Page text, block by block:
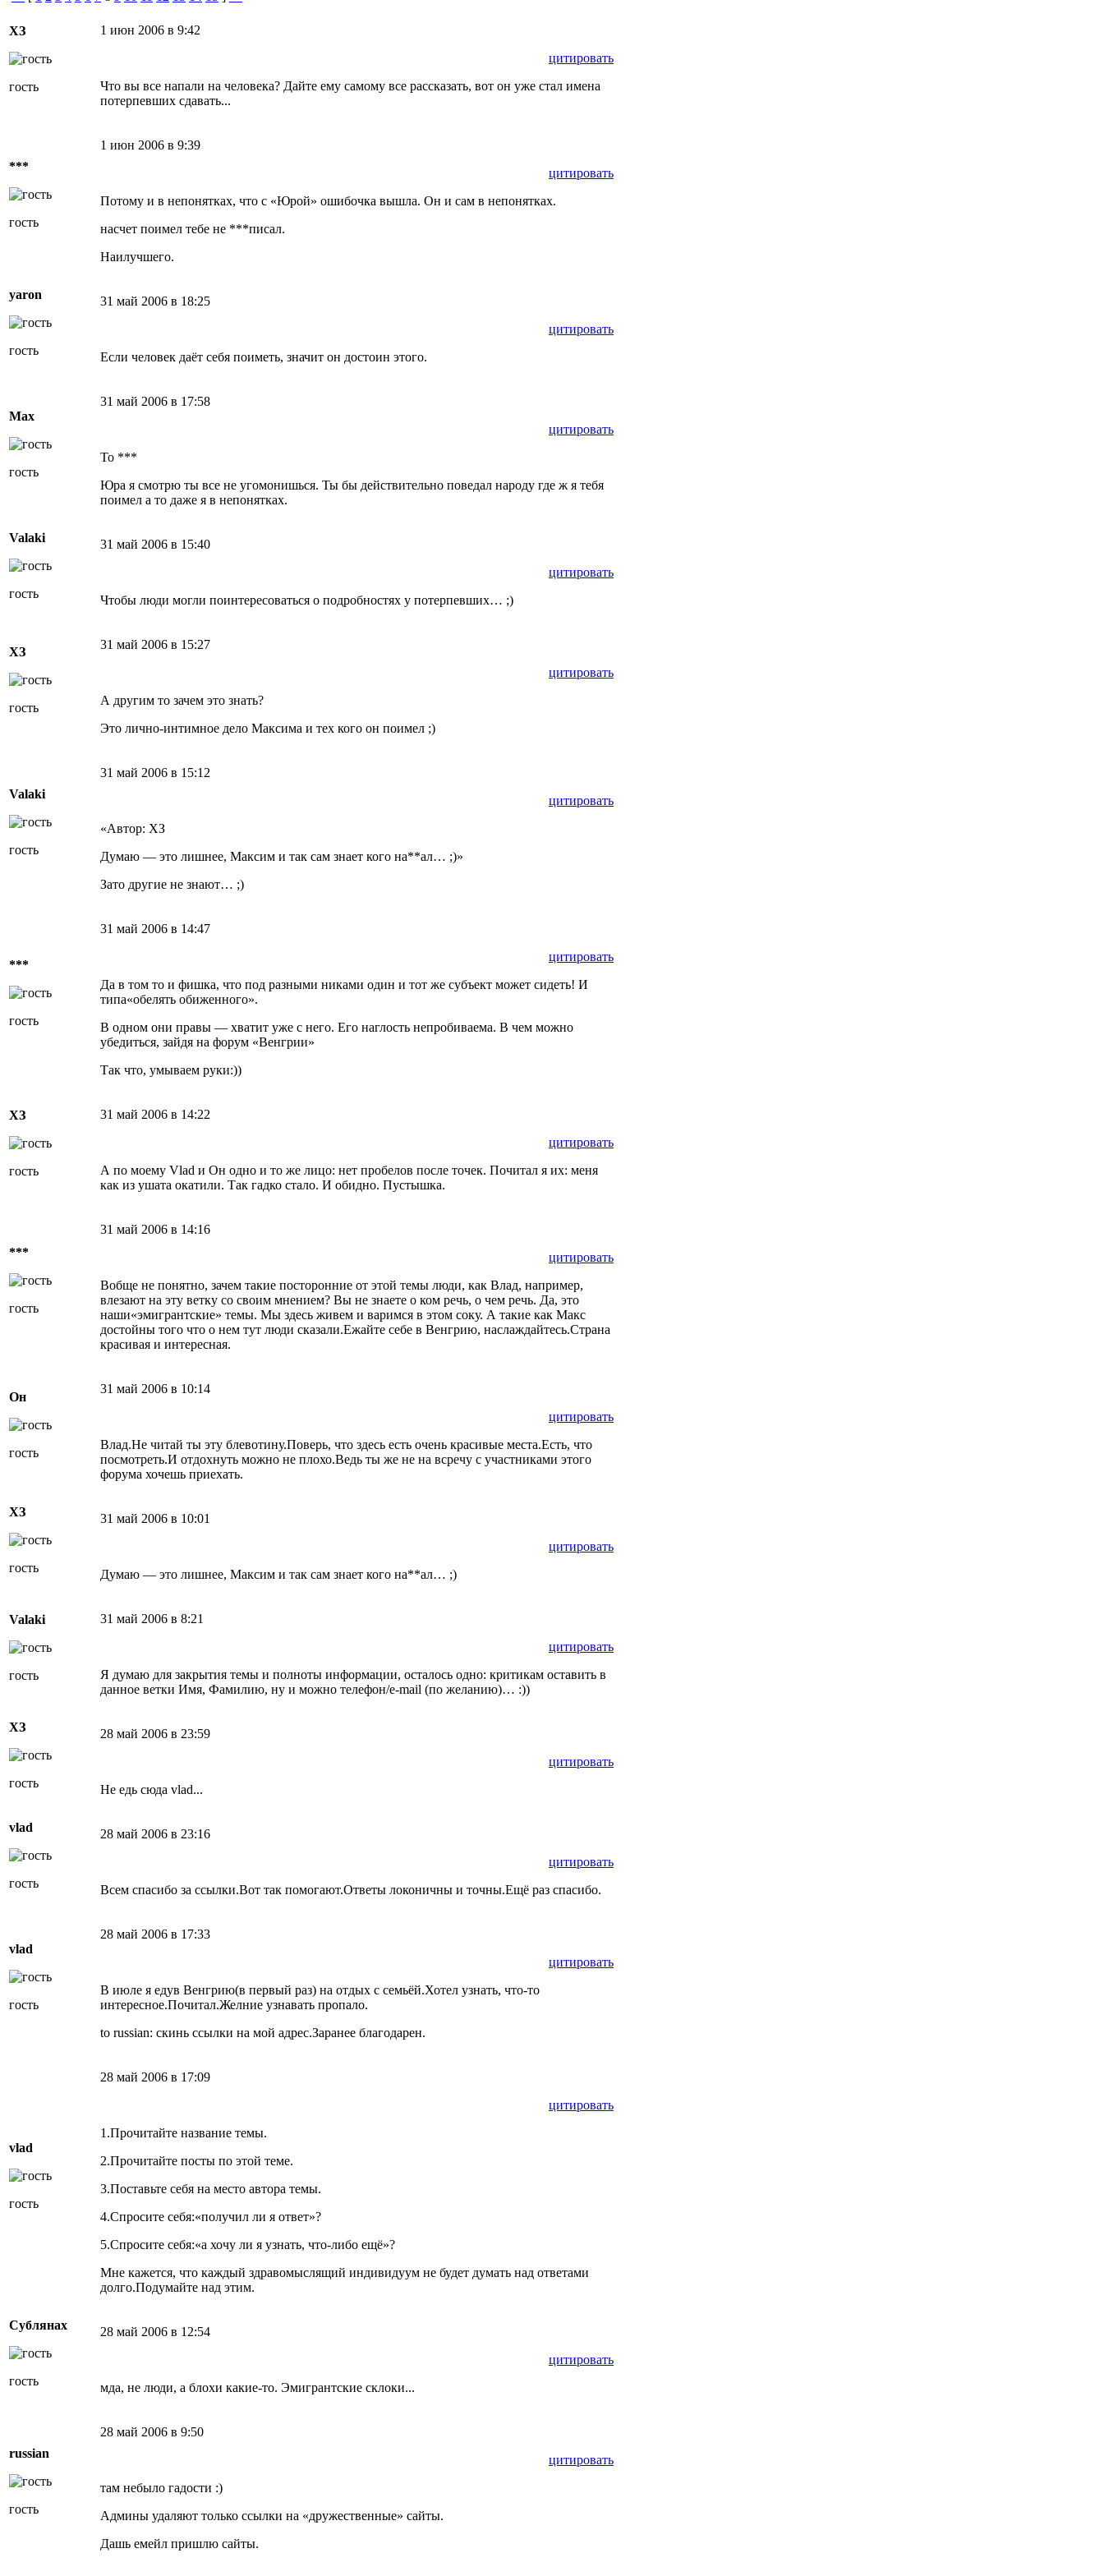
ХЗ
гость
1 июн 2006 в 9:42
цитировать
Что вы все напали на человека? Дайте ему самому все рассказать, вот он уже стал имена
потерпевших сдавать...
***
гость
1 июн 2006 в 9:39
цитировать
Потому и в непонятках, что с «Юрой» ошибочка вышла. Он и сам в непонятках.
насчет поимел тебе не ***писал.
Наилучшего.
yaron
гость
31 май 2006 в 18:25
цитировать
Если человек даёт себя поиметь, значит он достоин этого.
Мах
гость
31 май 2006 в 17:58
цитировать
То ***
Юра я смотрю ты все не угомонишься. Ты бы действительно поведал народу где ж я тебя
поимел а то даже я в непонятках.
Valaki
гость
31 май 2006 в 15:40
цитировать
Чтобы люди могли поинтересоваться о подробностях у потерпевших… ;)
ХЗ
гость
31 май 2006 в 15:27
цитировать
А другим то зачем это знать?
Это лично-интимное дело Максима и тех кого он поимел ;)
Valaki
гость
31 май 2006 в 15:12
цитировать
«Автор: ХЗ
Думаю — это лишнее, Максим и так сам знает кого на**ал… ;)»
Зато другие не знают… ;)
***
гость
31 май 2006 в 14:47
цитировать
Да в том то и фишка, что под разными никами один и тот же субъект может сидеть! И
типа«обелять обиженного».
В одном они правы — хватит уже с него. Его наглость непробиваема. В чем можно
убедиться, зайдя на форум «Венгрии»
Так что, умываем руки:))
ХЗ
гость
31 май 2006 в 14:22
цитировать
А по моему Vlad и Он одно и то же лицо: нет пробелов после точек. Почитал я их: меня
как из ушата окатили. Так гадко стало. И обидно. Пустышка.
***
гость
31 май 2006 в 14:16
цитировать
Вобще не понятно, зачем такие посторонние от этой темы люди, как Влад, например,
влезают на эту ветку со своим мнением? Вы не знаете о ком речь, о чем речь. Да, это
наши«эмигрантские» темы. Мы здесь живем и варимся в этом соку. А такие как Макс
достойны того что о нем тут люди сказали.Ежайте себе в Венгрию, наслаждайтесь.Страна
красивая и интересная.
Он
гость
31 май 2006 в 10:14
цитировать
Влад.Не читай ты эту блевотину.Поверь, что здесь есть очень красивые места.Есть, что
посмотреть.И отдохнуть можно не плохо.Ведь ты же не на всречу с участниками этого
форума хочешь приехать.
ХЗ
гость
31 май 2006 в 10:01
цитировать
Думаю — это лишнее, Максим и так сам знает кого на**ал… ;)
Valaki
гость
31 май 2006 в 8:21
цитировать
Я думаю для закрытия темы и полноты информации, осталось одно: критикам оставить в
данное ветки Имя, Фамилию, ну и можно телефон/e-mail (по желанию)… :))
ХЗ
гость
28 май 2006 в 23:59
цитировать
Не едь сюда vlad...
vlad
гость
28 май 2006 в 23:16
цитировать
Всем спасибо за ссылки.Вот так помогают.Ответы локоничны и точны.Ещё раз спасибо.
vlad
гость
28 май 2006 в 17:33
цитировать
В июле я едув Венгрию(в первый раз) на отдых с семьёй.Хотел узнать, что-то
интересное.Почитал.Желние узнавать пропало.
to russian: скинь ссылки на мой адрес.Заранее благодарен.
vlad
гость
28 май 2006 в 17:09
цитировать
1.Прочитайте название темы.
2.Прочитайте посты по этой теме.
3.Поставьте себя на место автора темы.
4.Спросите себя:«получил ли я ответ»?
5.Спросите себя:«а хочу ли я узнать, что-либо ещё»?
Мне кажется, что каждый здравомыслящий индивидуум не будет думать над ответами
долго.Подумайте над этим.
Сублянах
гость
28 май 2006 в 12:54
цитировать
мда, не люди, а блохи какие-то. Эмигрантские склоки...
russian
гость
28 май 2006 в 9:50
цитировать
там небыло гадости :)
Админы удаляют только ссылки на «дружественные» сайты.
Дашь емейл пришлю сайты.